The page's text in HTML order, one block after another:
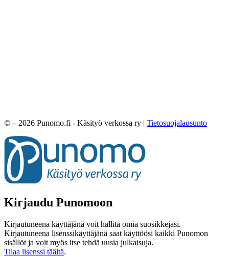
© – 2026 Punomo.fi - Käsityö verkossa ry | Tietosuojalausunto
Kirjaudu Punomoon
Kirjautuneena käyttäjänä voit hallita omia suosikkejasi.
Kirjautuneena lisenssikäyttäjänä saat käyttöösi kaikki Punomon
sisällöt ja voit myös itse tehdä uusia julkaisuja.
Tilaa lisenssi täältä.